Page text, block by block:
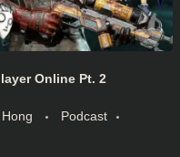
Online Pt. 2
Podcast